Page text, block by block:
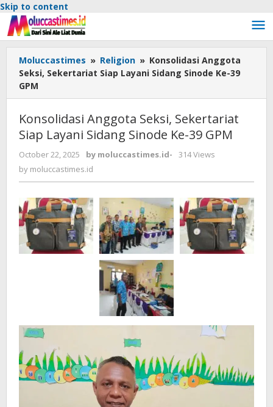
Skip to content
Moluccastimes » Religion » Konsolidasi Anggota
Seksi, Sekertariat Siap Layani Sidang Sinode Ke-39
GPM
Konsolidasi Anggota Seksi, Sekertariat
Siap Layani Sidang Sinode Ke-39 GPM
October 22, 2025 by moluccastimes.id-
314 Views
by moluccastimes.id